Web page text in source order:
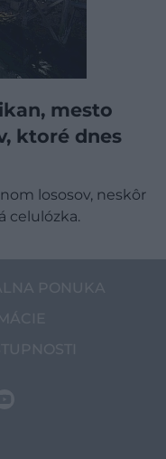
mesto
ktoré dnes
lososov, neskôr
celulózka.